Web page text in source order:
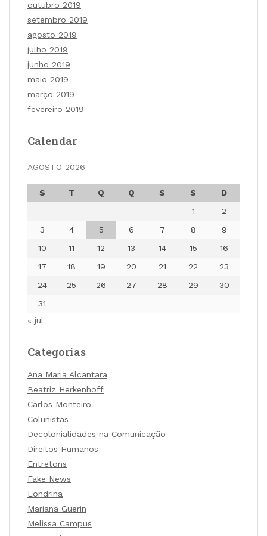
outubro 2019
setembro 2019
agosto 2019
julho 2019
junho 2019
maio 2019
março 2019
fevereiro 2019
Calendar
AGOSTO 2026
S T Q Q S S
D
1
2
3
4 5 6 7 8
9
10
11 12 13 14 15
16
17
18 19 20 21 22
23
24
25 26 27 28 29
30
31
« jul
Categorias
Ana Maria Alcantara
Beatriz Herkenhoff
Carlos Monteiro
Colunistas
Decolonialidades na Comunicação
Direitos Humanos
Entretons
Fake News
Londrina
Mariana Guerin
Melissa Campus